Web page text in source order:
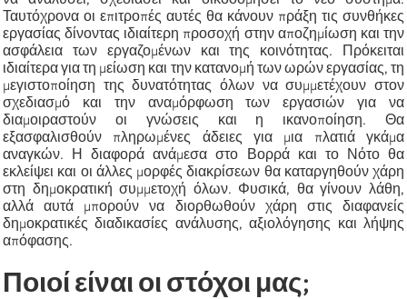
Ταυτόχρονα οι επιτροπές αυτές θα κάνουν πράξη τις συνθήκες
εργασίας δίνοντας ιδιαίτερη προσοχή στην αποζημίωση και την
ασφάλεια των εργαζομένων και της κοινότητας. Πρόκειται
ιδιαίτερα για τη μείωση και την κατανομή των ωρών εργασίας, τη
μεγιστοποίηση της δυνατότητας όλων να συμμετέχουν στον
σχεδιασμό και την αναμόρφωση των εργασιών για να
διαμοιραστούν οι γνώσεις και η ικανοποίηση. Θα
εξασφαλισθούν πληρωμένες άδειες για μια πλατιά γκάμα
αναγκών. Η διαφορά ανάμεσα στο Βορρά και το Νότο θα
εκλείψει και οι άλλες μορφές διακρίσεων θα καταργηθούν χάρη
στη δημοκρατική συμμετοχή όλων. Φυσικά, θα γίνουν λάθη,
αλλά αυτά μπορούν να διορθωθούν χάρη στις διαφανείς
δημοκρατικές διαδικασίες ανάλυσης, αξιολόγησης και λήψης
απόφασης.
Ποιοί είναι οι στόχοι μας;